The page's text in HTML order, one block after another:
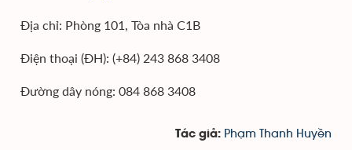
Địa chỉ: Phòng 101, Tòa nhà C1B
Điện thoại (ĐH): (+84) 243 868 3408
Đường dây nóng: 084 868 3408
Tác giả: Phạm Thanh Huyền